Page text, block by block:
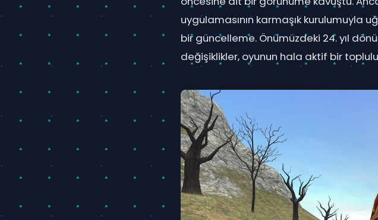
uygulamasının karmaşık kurulumuyla
bir güncelleme. Önümüzdeki 24. yıl
değişiklikler, oyunun hala aktif bir